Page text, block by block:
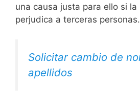
una causa justa para ello si
perjudica a terceras personas.
Solicitar cambio de
apellidos